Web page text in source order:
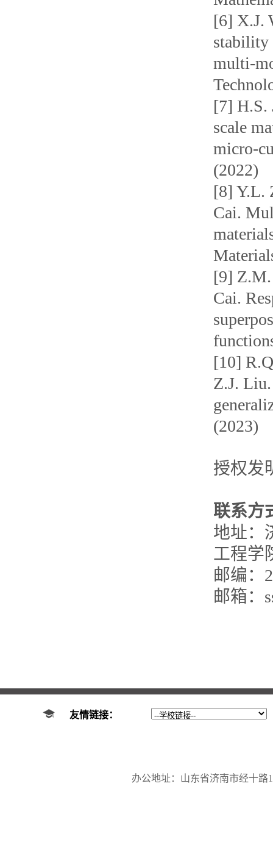
[6] X.J.
stability
multi-
[7] H.S.
scale
micro-
(2022)
[8] Y.L.
Cai.
[9]
Cai.
[10]
Z.J.
(2023)
授权发
联系方
地址：
工程学
邮编：
邮箱：
友情链接：
办公地址：山东省济南市经十路